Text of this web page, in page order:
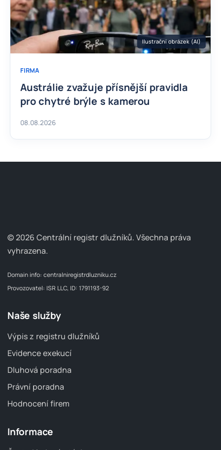
Ilustrační obrázek (AI)
FIRMA
Austrálie zvažuje přísnější pravidla
pro chytré brýle s kamerou
08.08.2026
© 2026 Centrální registr dlužníků. Všechna práva
vyhrazena.
Domain info: centralniregistrdluzniku.cz
Provozovatel: ISR LLC, ID: 1791193-92
Naše služby
Výpis z registru dlužníků
Evidence exekucí
Dluhová poradna
Právní poradna
Hodnocení firem
Informace